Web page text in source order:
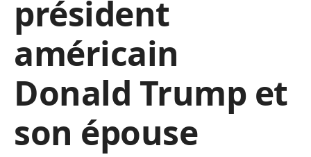
président
américain
Donald Trump et
son épouse